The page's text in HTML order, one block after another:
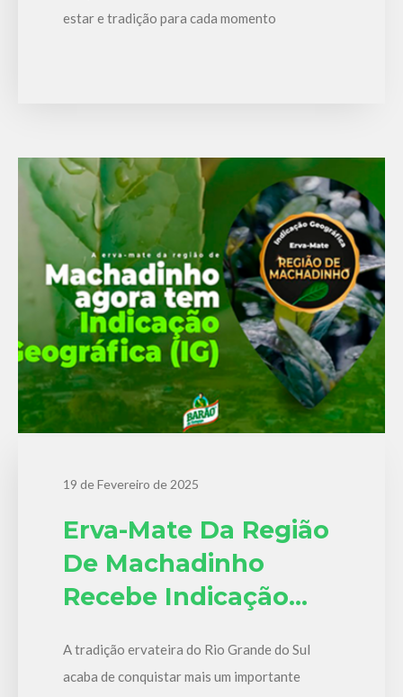
estar e tradição para cada momento
19 de Fevereiro de 2025
Erva-Mate Da Região
De Machadinho
Recebe Indicação
A tradição ervateira do Rio Grande do Sul
acaba de conquistar mais um importante